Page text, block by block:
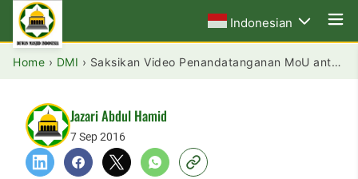
Indonesian
Home › DMI › Saksikan Video Penandatanganan MoU antara DMI dan ICDL
Jazari Abdul Hamid
7 Sep 2016